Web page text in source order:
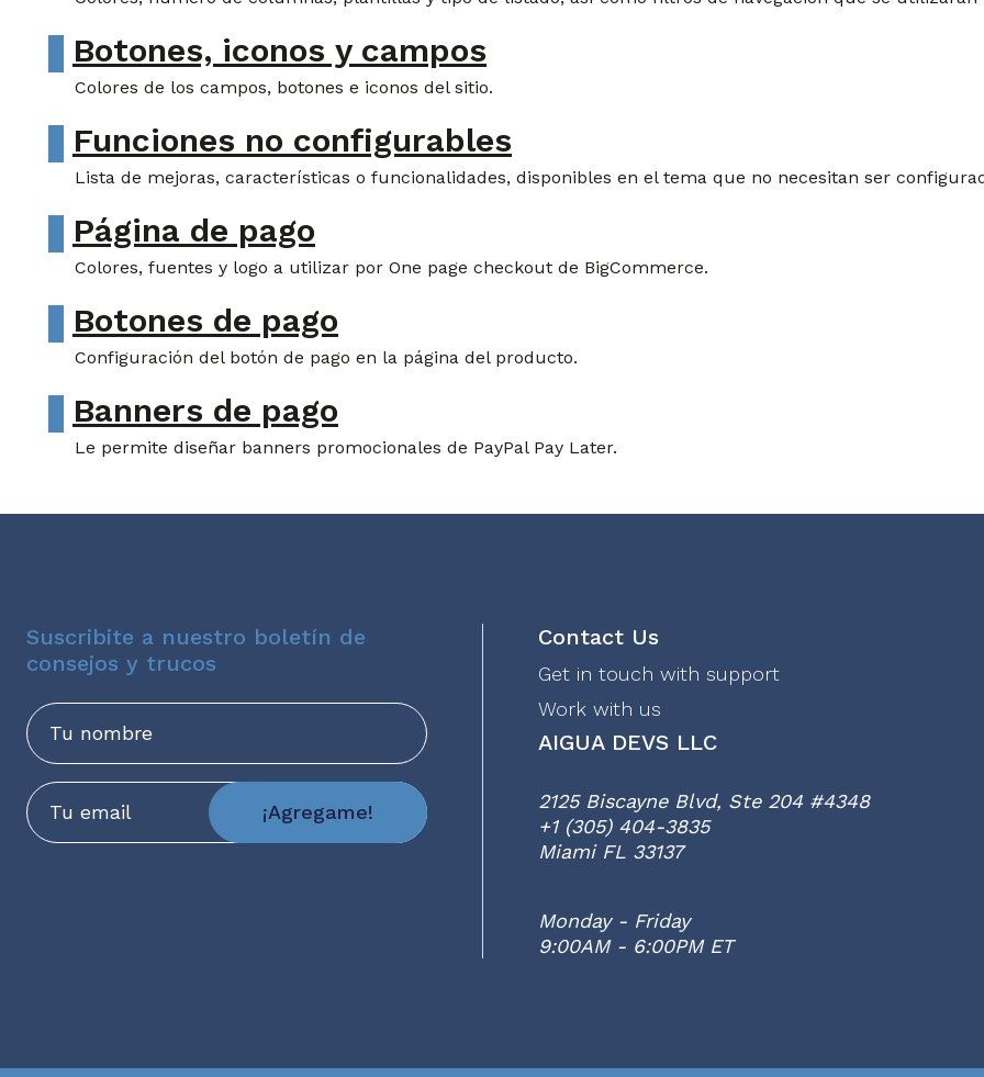
Botones, iconos y campos
Colores de los campos, botones e iconos del sitio.
Funciones no configurables
Lista de mejoras, características o funcionalidades, disponibles en el tema que no necesitan ser
Página de pago
Colores, fuentes y logo a utilizar por One page checkout de BigCommerce.
Botones de pago
Configuración del botón de pago en la página del producto.
Banners de pago
Le permite diseñar banners promocionales de PayPal Pay Later.
Suscribite a nuestro boletín de
consejos y trucos
Nombre
Email
¡Agregame!
Contact Us
Get in touch with support
Work with us
AIGUA DEVS LLC
2125 Biscayne Blvd, Ste 204 #4348
+1 (305) 404-3835
Miami FL 33137
Monday - Friday
9:00AM - 6:00PM ET